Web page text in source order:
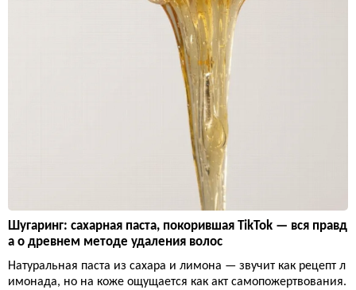
Шугаринг: сахарная паста, покорившая TikTok — вся правд
а о древнем методе удаления волос
Натуральная паста из сахара и лимона — звучит как рецепт л
имонада, но на коже ощущается как акт самопожертвования.